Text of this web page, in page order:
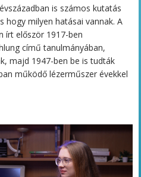
is számos kutatás
hogy milyen hatásai vannak. A
írt először 1917-ben
című tanulmányában,
majd 1947-ben be is tudták
működő lézerműszer évekkel